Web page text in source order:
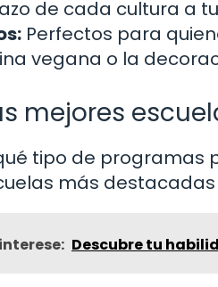
de cada cultura a
Perfectos para
vegana o la
mejores
tipo de programas
más
Descubre tu